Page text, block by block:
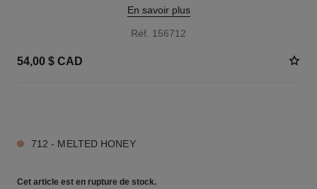
En savoir plus
Réf. 156712
54,00 $ CAD
712 - MELTED HONEY
Cet article est en rupture de stock.